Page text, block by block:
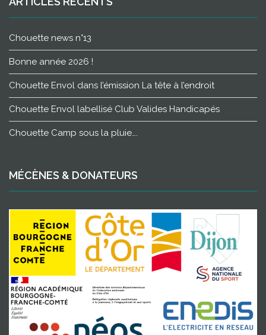
Chouette news n°13
Bonne année 2026 !
Chouette Envol dans l’émission La tête à l’endroit
Chouette Envol labellisé Club Valides Handicapés
Chouette Camp sous la pluie….
MÉCÈNES & DONATEURS